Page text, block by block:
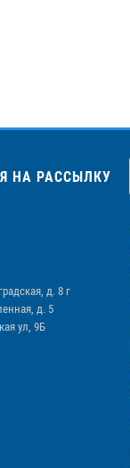
НА РАССЫЛКУ
д. 8 г
д. 5
ул, 9Б